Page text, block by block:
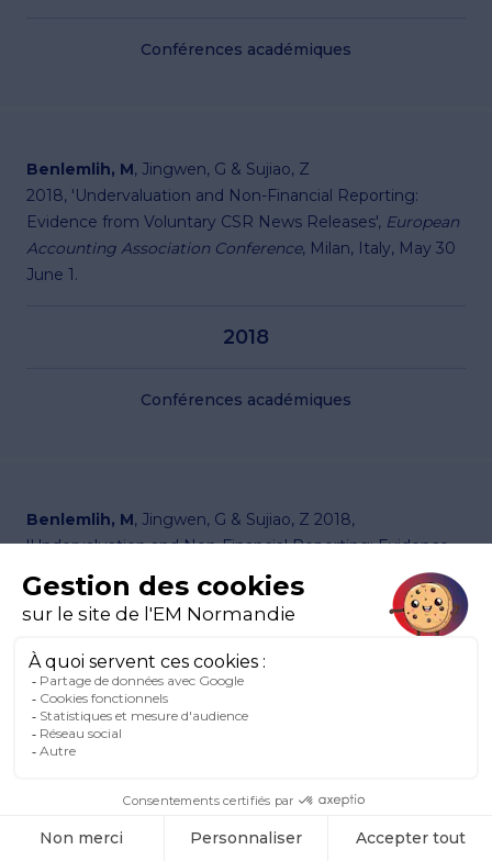
Conférences académiques
Benlemlih, M, Jingwen, G & Sujiao, Z
2018, 'Undervaluation and Non-Financial Reporting:
Evidence from Voluntary CSR News Releases', European
Accounting Association Conference, Milan, Italy, May 30
June 1.
2018
Conférences académiques
Benlemlih, M, Jingwen, G & Sujiao, Z 2018,
'Undervaluation and Non-Financial Reporting: Evidence
from Voluntary CSR News Releases',
Business & Society
Seminar, Mannheim, Germany, June 22-24.
2018
Conférences académiques
Benlemlih, M
, Jingwen, G & Sujiao, Z 2018,